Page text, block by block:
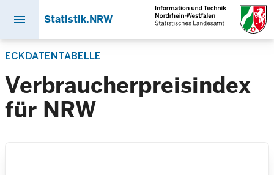
zum
Inhalt
menu Statistik.NRW
ECKDATENTABELLE
Verbraucherpreisindex
für NRW